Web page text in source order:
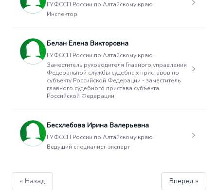
ГУФССП России по Алтайскому краю
Инспектор
Белан Елена Викторовна
ГУФССП России по Алтайскому краю
Заместитель руководителя Главного управления
Федеральной службы судебных приставов по
субъекту Российской Федерации - заместитель
главного судебного пристава субъекта
Российской Федерации
Бесхлебова Ирина Валерьевна
ГУФССП России по Алтайскому краю
Ведущий специалист-эксперт
« Назад Вперед »